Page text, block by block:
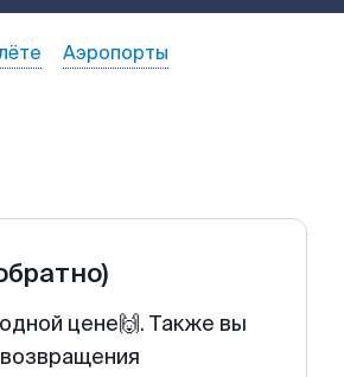
Аэропорты
цене🙌. Также вы